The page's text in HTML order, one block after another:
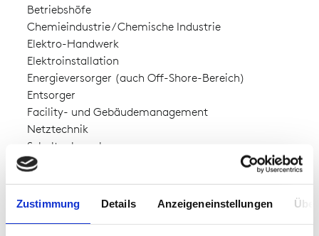
Zustimmung Details Anzeigeneinstellungen
Betriebshöfe
Chemieindustrie / Chemische Industrie
Elektro-Handwerk
Elektroinstallation
Energieversorger (auch Off-Shore-Bereich)
Entsorger
Facility- und Gebäudemanagement
Netztechnik
Schaltanlagenbau
Stadtwerke
Versorger (Gas, Strom, Wasser)
Wartung von Niederspannungsnetzen